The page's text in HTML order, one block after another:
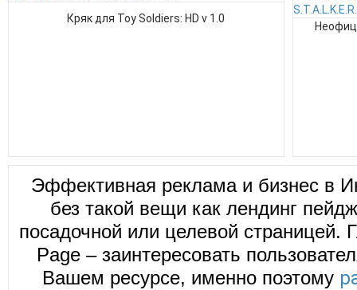
Кряк для Toy Soldiers: HD v 1.0
Эффективная реклама и бизнес в
без такой вещи как лендинг
посадочной или целевой страницей.
Page – заинтересовать
Вашем ресурсе, именно поэтому